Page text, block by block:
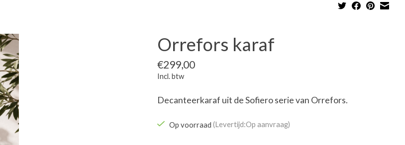
Orrefors karaf
€299,00
Incl. btw
Decanteerkaraf uit de Sofiero serie van Orrefors.
Op voorraad (Levertijd:Op aanvraag)